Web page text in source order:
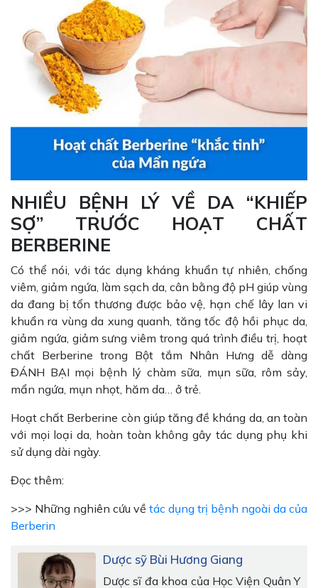
NHIỀU BỆNH LÝ VỀ DA “KHIẾP
SỢ” TRƯỚC HOẠT CHẤT
BERBERINE
Có thể nói, với tác dụng kháng khuẩn tự nhiên, chống
viêm, giảm ngứa, làm sạch da, cân bằng độ pH giúp vùng
da đang bị tổn thương được bảo vệ, hạn chế lây lan vi
khuẩn ra vùng da xung quanh, tăng tốc độ hồi phục da,
giảm ngứa, giảm sưng viêm trong quá trình điều trị, hoạt
chất Berberine trong Bột tắm Nhân Hưng dễ dàng
ĐÁNH BẠI mọi bệnh lý chàm sữa, mụn sữa, rôm sảy,
mẩn ngứa, mụn nhọt, hăm da… ở trẻ.
Hoạt chất Berberine còn giúp tăng đề kháng da, an toàn
với mọi loại da, hoàn toàn không gây tác dụng phụ khi
sử dụng dài ngày.
Đọc thêm:
>>> Những nghiên cứu về tác dụng trị bệnh ngoài da của
Berberin
Dược sỹ Bùi Hương Giang
Dược sĩ đa khoa của Học Viện Quân Y